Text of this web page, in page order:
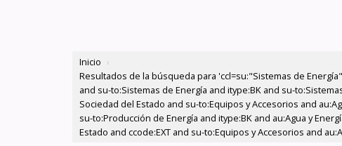
Inicio ›
Resultados de la búsqueda para 'ccl=su:"Sistemas de
and su-to:Sistemas de Energía and itype:BK and su-
Sociedad del Estado and su-to:Equipos y Accesorios and
su-to:Producción de Energía and itype:BK and au:Agua y
Estado and ccode:EXT and su-to:Equipos y Accesorios and